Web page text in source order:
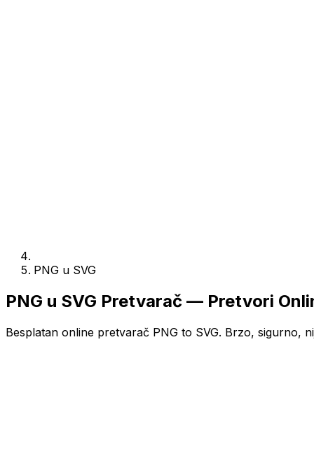
PNG u SVG
PNG u SVG Pretvarač — Pretvori
Besplatan online pretvarač PNG to SVG. Brzo, sigurno,